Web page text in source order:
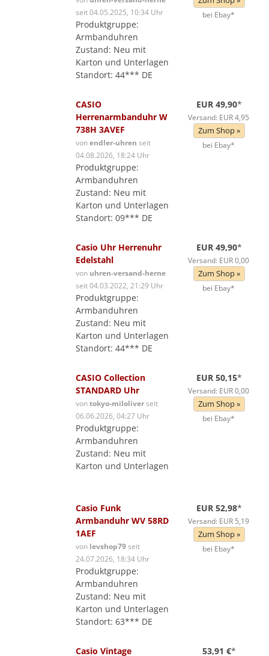
seit 04.05.2025, 10:34 Uhr
Produktgruppe:
Armbanduhren
Zustand: Neu mit
Karton und Unterlagen
Standort: 44*** DE
bei Ebay*
CASIO
Herrenarmbanduhr W
738H 3AVEF
vonendler-uhren seit
04.08.2026, 18:24 Uhr
Produktgruppe:
Armbanduhren
Zustand: Neu mit
Karton und Unterlagen
Standort: 09*** DE
EUR 49,90*
Versand: EUR 4,95
Zum Shop »
bei Ebay*
Casio Uhr Herrenuhr
Edelstahl
von uhren-versand-herne
seit 04.03.2022, 21:29 Uhr
Produktgruppe:
Armbanduhren
Zustand: Neu mit
Karton und Unterlagen
Standort: 44*** DE
EUR 49,90*
Versand: EUR 0,00
Zum Shop »
bei Ebay*
CASIO Collection
STANDARD Uhr
vontokyo-miloliverseit
06.06.2026, 04:27 Uhr
Produktgruppe:
Armbanduhren
Zustand: Neu mit
Karton und Unterlagen
EUR 50,15*
Versand: EUR 0,00
Zum Shop »
bei Ebay*
Casio Funk
Armbanduhr WV 58RD
1AEF
von levshop79seit
24.07.2026, 18:34 Uhr
Produktgruppe:
Armbanduhren
Zustand: Neu mit
Karton und Unterlagen
Standort: 63*** DE
EUR 52,98*
Versand: EUR 5,19
Zum Shop »
bei Ebay*
Casio Vintage 53,91 €*